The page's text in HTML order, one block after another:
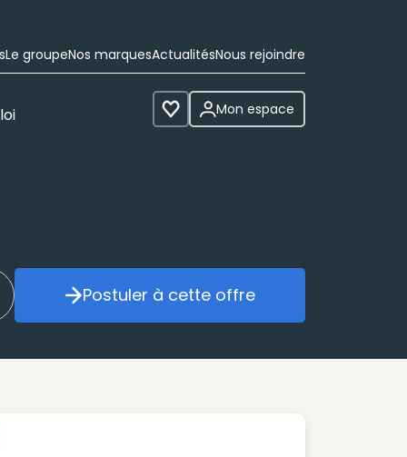
Le groupeNos marquesActualitésNous rejoindre
Voir les favoris
Mon espace
mon alerte Postuler à cette offre
Postuler à cette offre